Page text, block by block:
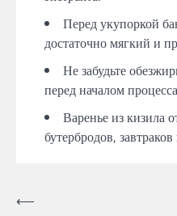
Перед укупоркой
достаточно мягкий и
Не забудьте
перед началом
Варенье из кизила
бутербродов,
Навигация
⟵